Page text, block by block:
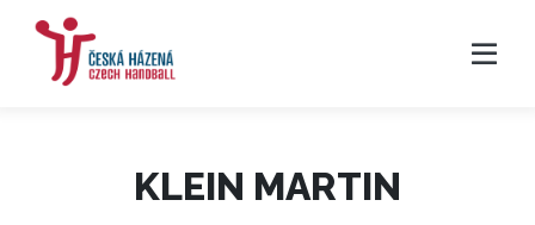
KLEIN MARTIN